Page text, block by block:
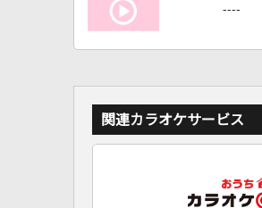
----
関連カラオケサービス